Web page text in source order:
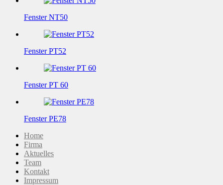
Fenster NT50
Fenster PT52
Fenster PT 60
Fenster PE78
Home
Firma
Aktuelles
Team
Kontakt
Impressum